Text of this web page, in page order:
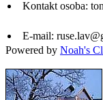
Kontakt osoba:
E-mail:
Powered by Noah's